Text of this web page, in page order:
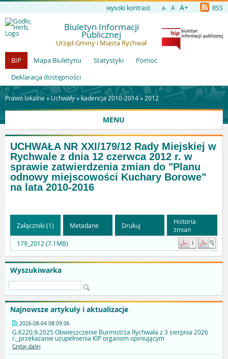
wysoki kontrast A- A A+ RSS
Biuletyn Informacji
Publicznej
Urząd Gminy i Miasta Rychwał
BIP
Mapa Biuletynu Statystyki
Pomoc
Deklaracja dostępności
Prawo lokalne » Uchwały» kadencja 2010-2014» 2012
MENU
Wyszukiwarka
Najnowsze artykuły i aktualizacje
2026-08-04 08:09:06
G.6220.9.2025 Obwieszczenie Burmistrza Rychwała z 3 sierpnia 2026
r._przekazanie uzupełnienia KIP organom opiniującym
Czytaj dalej
UCHWAŁA NR XXI/179/12 Rady Miejskiej w
Rychwale z dnia 12 czerwca 2012 r. w
sprawie zatwierdzenia zmian do "Planu
odnowy miejscowości Kuchary Borowe"
na lata 2010-2016
Załączniki (1) Metadane Drukuj
Historia
zmian
179_2012 (7.1MB)